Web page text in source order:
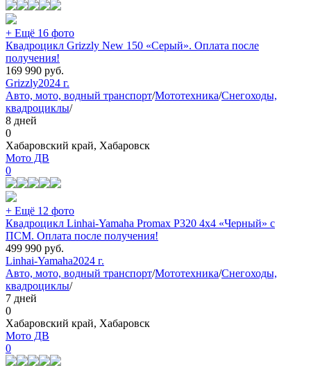
+ Ещё 16 фото
Квадроцикл Grizzly New 150 «Серый». Оплата после
получения!
169 990 руб.
Grizzly2024 г.
Авто, мото, водный транспорт/Мототехника/Снегоходы,
квадроциклы/
8 дней
0
Хабаровский край, Хабаровск
Мото ДВ
0
+ Ещё 12 фото
Квадроцикл Linhai-Yamaha Promax P320 4х4 «Черный» с
ПСМ. Оплата после получения!
499 990 руб.
Linhai-Yamaha2024 г.
Авто, мото, водный транспорт/Мототехника/Снегоходы,
квадроциклы/
7 дней
0
Хабаровский край, Хабаровск
Мото ДВ
0